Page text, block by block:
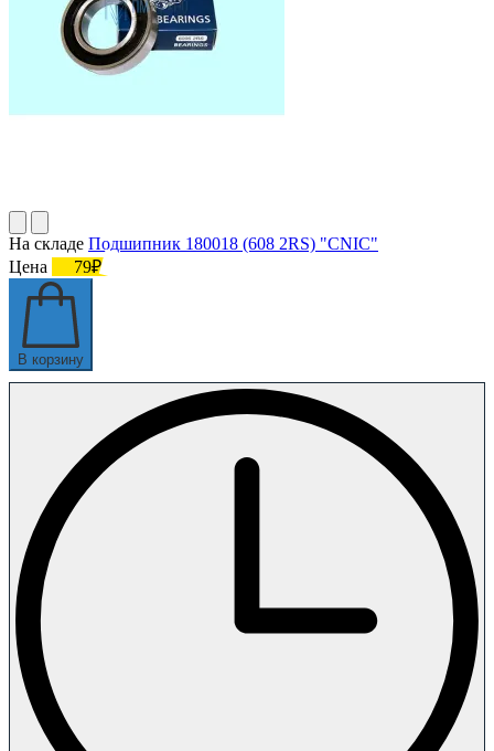
На складе Подшипник 180018 (608 2RS) "CNIC"
Цена
79₽
В корзину